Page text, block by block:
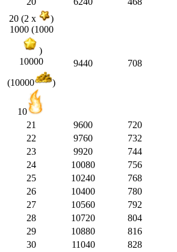
20 (2 x
)
1000 (1000
)
10000
(10000 )
10
9440 708
21 9600 720
22
9760 732
23
9920 744
24
10080 756
25
10240 768
26
10400 780
27
10560 792
28
10720 804
29
10880 816
30
11040 828